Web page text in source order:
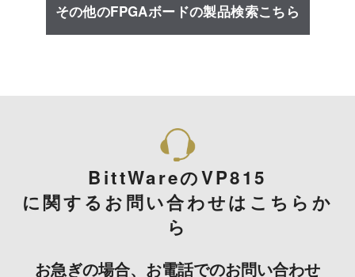
その他のFPGAボードの製品検索こちら
BittWareのVP815
に関するお問い合わせはこちらか
ら
お急ぎの場合、お電話でのお問い合わせ